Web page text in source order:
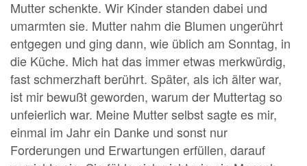
Mutter schenkte. Wir Kinder standen dabei und
umarmten sie. Mutter nahm die Blumen ungerührt
entgegen und ging dann, wie üblich am Sonntag, in
die Küche. Mich hat das immer etwas merkwürdig,
fast schmerzhaft berührt. Später, als ich älter war,
ist mir bewußt geworden, warum der Muttertag so
unfeierlich war. Meine Mutter selbst sagte es mir,
einmal im Jahr ein Danke und sonst nur
Forderungen und Erwartungen erfüllen, darauf